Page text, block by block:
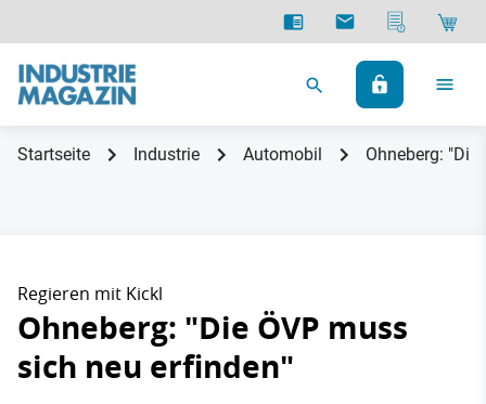
Startseite Industrie Automobil Ohneberg:
Regieren mit Kickl
Ohneberg: "Die ÖVP muss
sich neu erfinden"